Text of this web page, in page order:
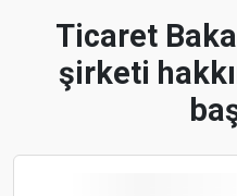
Ticaret
şirketi